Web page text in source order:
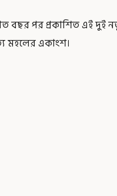
বছর পর প্রকাশিত এই দুই
মহলের একাংশ।